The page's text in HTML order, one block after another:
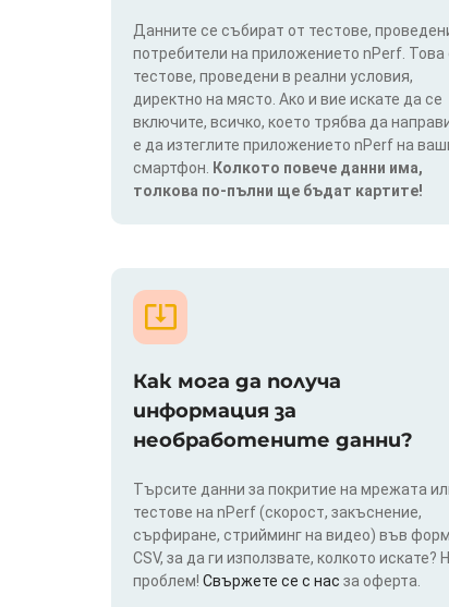
Данните се събират от тестове,
потребители на приложението nPerf. Това
тестове, проведени в реални условия,
директно на място. Ако и вие искате да се
включите, всичко, което трябва да
е да изтеглите приложението nPerf на
смартфон.
Колкото повече данни има,
толкова по-пълни ще бъдат картите!
Как мога да получа
информация за
необработените данни?
Търсите данни за покритие на мрежата
тестове на nPerf (скорост, закъснение,
сърфиране, стрийминг на видео) във
CSV, за да ги използвате, колкото искате?
проблем! Свържете се с нас за оферта.